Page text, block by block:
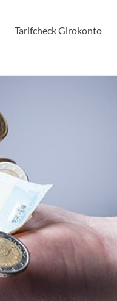
Tarifcheck Girokonto